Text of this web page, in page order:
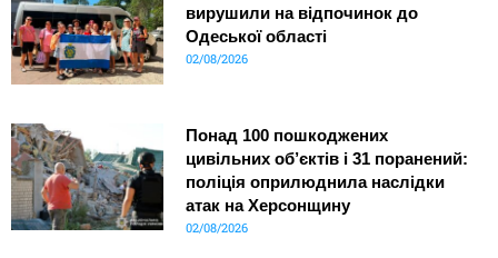
вирушили на відпочинок до
Одеської області
02/08/2026
Понад 100 пошкоджених
цивільних об’єктів і 31 поранений:
поліція оприлюднила наслідки
атак на Херсонщину
02/08/2026